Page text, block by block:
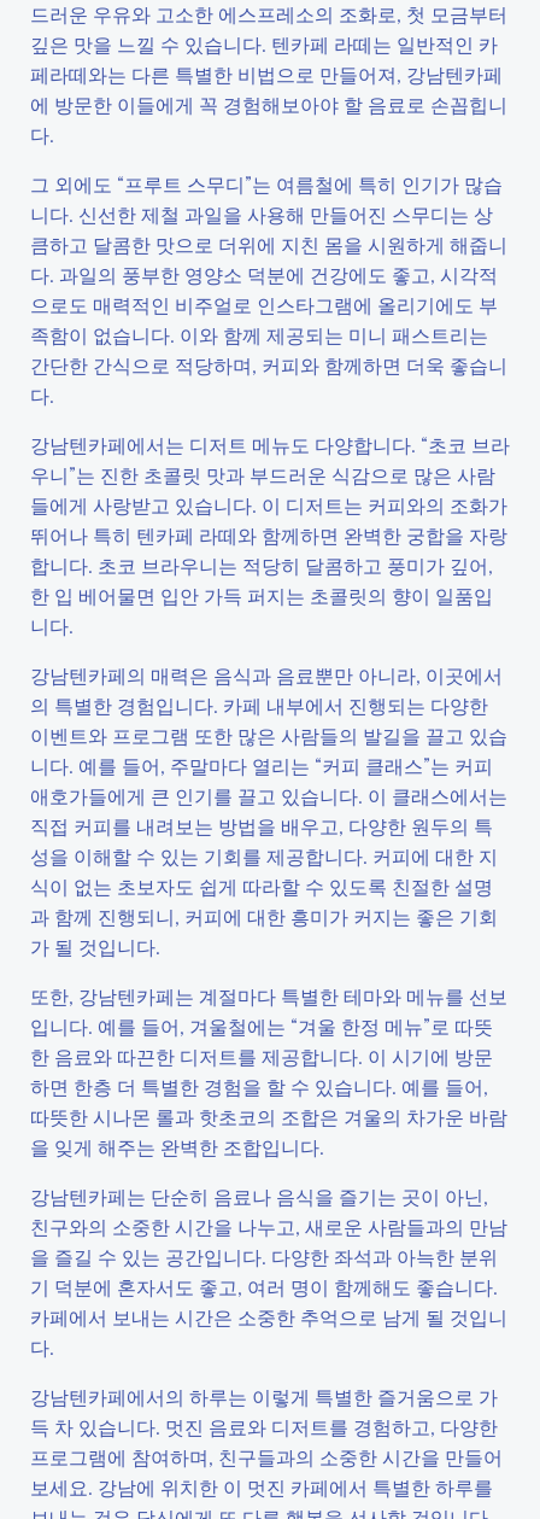
드러운 우유와 고소한 에스프레소의 조화로, 첫 모금부터
깊은 맛을 느낄 수 있습니다. 텐카페 라떼는 일반적인 카
페라떼와는 다른 특별한 비법으로 만들어져, 강남텐카페
에 방문한 이들에게 꼭 경험해보아야 할 음료로 손꼽힙니
다.
그 외에도 “프루트 스무디”는 여름철에 특히 인기가 많습
니다. 신선한 제철 과일을 사용해 만들어진 스무디는 상
큼하고 달콤한 맛으로 더위에 지친 몸을 시원하게 해줍니
다. 과일의 풍부한 영양소 덕분에 건강에도 좋고, 시각적
으로도 매력적인 비주얼로 인스타그램에 올리기에도 부
족함이 없습니다. 이와 함께 제공되는 미니 패스트리는
간단한 간식으로 적당하며, 커피와 함께하면 더욱 좋습니
다.
강남텐카페에서는 디저트 메뉴도 다양합니다. “초코 브라
우니”는 진한 초콜릿 맛과 부드러운 식감으로 많은 사람
들에게 사랑받고 있습니다. 이 디저트는 커피와의 조화가
뛰어나 특히 텐카페 라떼와 함께하면 완벽한 궁합을 자랑
합니다. 초코 브라우니는 적당히 달콤하고 풍미가 깊어,
한 입 베어물면 입안 가득 퍼지는 초콜릿의 향이 일품입
니다.
강남텐카페의 매력은 음식과 음료뿐만 아니라, 이곳에서
의 특별한 경험입니다. 카페 내부에서 진행되는 다양한
이벤트와 프로그램 또한 많은 사람들의 발길을 끌고 있습
니다. 예를 들어, 주말마다 열리는 “커피 클래스”는 커피
애호가들에게 큰 인기를 끌고 있습니다. 이 클래스에서는
직접 커피를 내려보는 방법을 배우고, 다양한 원두의 특
성을 이해할 수 있는 기회를 제공합니다. 커피에 대한 지
식이 없는 초보자도 쉽게 따라할 수 있도록 친절한 설명
과 함께 진행되니, 커피에 대한 흥미가 커지는 좋은 기회
가 될 것입니다.
또한, 강남텐카페는 계절마다 특별한 테마와 메뉴를 선보
입니다. 예를 들어, 겨울철에는 “겨울 한정 메뉴”로 따뜻
한 음료와 따끈한 디저트를 제공합니다. 이 시기에 방문
하면 한층 더 특별한 경험을 할 수 있습니다. 예를 들어,
따뜻한 시나몬 롤과 핫초코의 조합은 겨울의 차가운 바람
을 잊게 해주는 완벽한 조합입니다.
강남텐카페는 단순히 음료나 음식을 즐기는 곳이 아닌,
친구와의 소중한 시간을 나누고, 새로운 사람들과의 만남
을 즐길 수 있는 공간입니다. 다양한 좌석과 아늑한 분위
기 덕분에 혼자서도 좋고, 여러 명이 함께해도 좋습니다.
카페에서 보내는 시간은 소중한 추억으로 남게 될 것입니
다.
강남텐카페에서의 하루는 이렇게 특별한 즐거움으로 가
득 차 있습니다. 멋진 음료와 디저트를 경험하고, 다양한
프로그램에 참여하며, 친구들과의 소중한 시간을 만들어
보세요. 강남에 위치한 이 멋진 카페에서 특별한 하루를